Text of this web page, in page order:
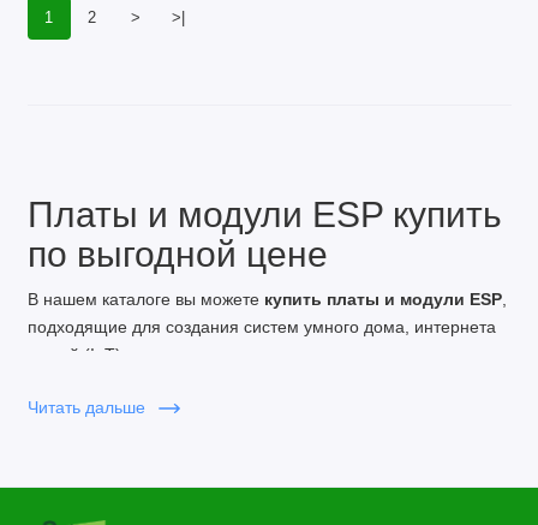
1 2 > >|
Платы и модули ESP купить
по выгодной цене
В нашем каталоге вы можете купить платы и модули ESP,
подходящие для создания систем умного дома, интернета
вещей (IoT), дистанционного управления и множества
модели:
энергопотреблением.
Читать дальше